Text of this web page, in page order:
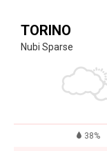
TORINO
Nubi Sparse
38%